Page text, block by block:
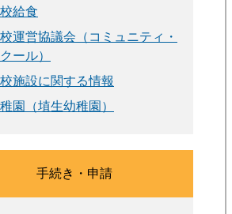
給食
運営協議会（コミュニティ・
ール）
施設に関する情報
園（埴生幼稚園）
手続き・申請